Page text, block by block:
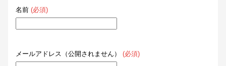
名前 (必須)
メールアドレス（公開されません） (必須)